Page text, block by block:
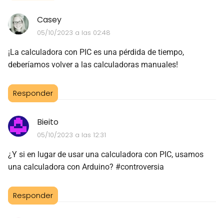
Casey
05/10/2023 a las 02:48
¡La calculadora con PIC es una pérdida de tiempo,
deberíamos volver a las calculadoras manuales!
Responder
Bieito
05/10/2023 a las 12:31
¿Y si en lugar de usar una calculadora con PIC, usamos
una calculadora con Arduino? #controversia
Responder